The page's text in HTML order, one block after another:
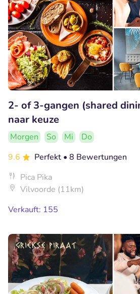
2- of 3-gangen (shared
naar keuze
Morgen So Mi
Do
9.6
Perfekt • 8 Bewertungen
Pica Pika
Vilvoorde (11km)
Verkauft: 155